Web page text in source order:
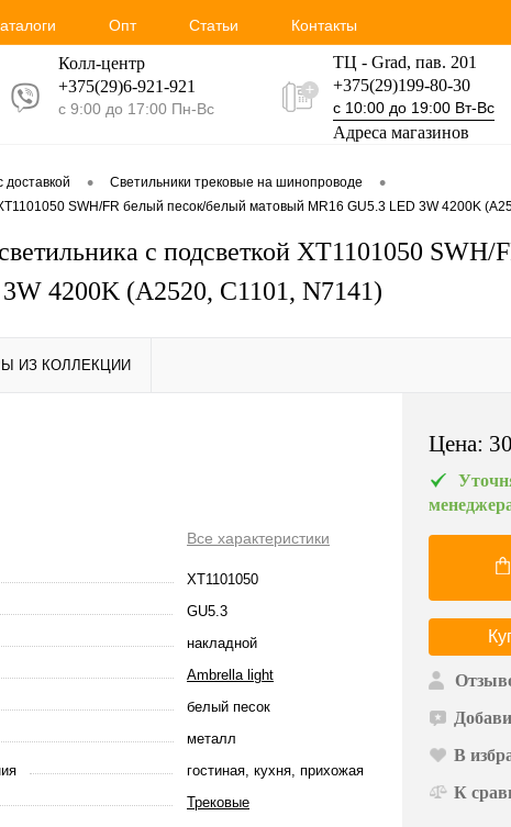
Опт Статьи Контакты
Колл-центр
+375(29)6-921-921
с 9:00 до 17:00 Пн-Вс
ТЦ - Grad, пав. 201
+375(29)199-80-30
с 10:00 до 19:00 Вт-Вс
Адреса магазинов
+375(29)354-30-60
с 9:00 до 17:00 Вт-Вс
доставкой • Светильники трековые на шинопроводе •
SWH/FR белый песок/белый матовый MR16 GU5.3 LED 3W 4200K
с подсветкой XT1101050
4200K (A2520, C1101, N7141)
ИЗ КОЛЛЕКЦИИ
Все характеристики
XT1101050
GU5.3
накладной
Ambrella light
белый песок
металл
гостиная, кухня, прихожая
Трековые
Цена:
В
К